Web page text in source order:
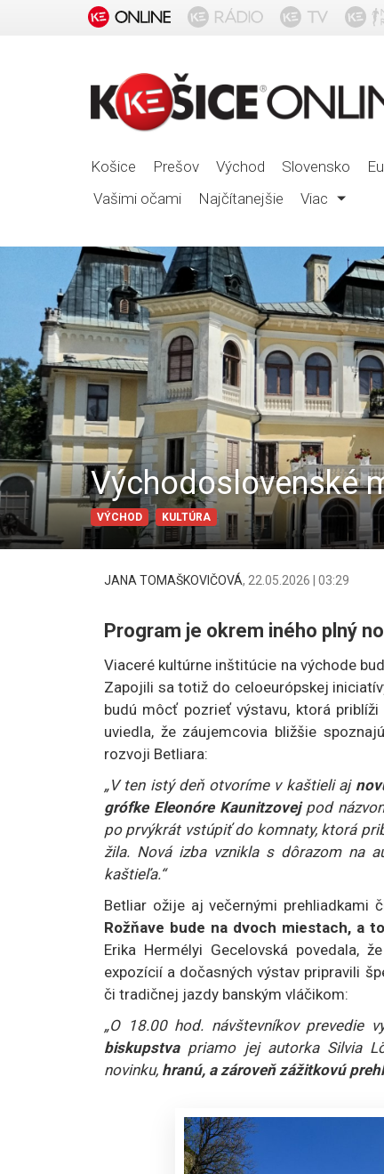
Košice Prešov Východ Slovensko
Vašimi očami
Najčítanejšie Viac
Východoslovenské
VÝCHOD KULTÚRA
JANA TOMAŠKOVIČOVÁ, 22.05.2026 | 03:29
Program je okrem iného plný
Viaceré kultúrne inštitúcie na východe
Zapojili sa totiž do celoeurópskej
budú môcť pozrieť výstavu, ktorá
uviedla, že záujemcovia bližšie
rozvoji Betliara:
„V ten istý deň otvoríme v kaštieli aj
grófke Eleonóre Kaunitzovejpod
po prvýkrát vstúpiť do komnaty, ktorá
žila. Nová izba vznikla s dôrazom na
kaštieľa.“
Betliar ožije aj večernými prehliadkami
Rožňave bude na dvoch miestach, a
Erika Hermélyi Gecelovská povedala,
expozícií a dočasných výstav pripravili
či tradičnej jazdy banským vláčikom:
„O 18.00 hod. návštevníkov prevedie
biskupstvapriamo jej autorka Silvia
novinku, hranú, a zároveň zážitkovú